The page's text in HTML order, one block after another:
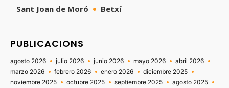
Sant Joan de Moró
Betxí
PUBLICACIONS
agosto 2026 julio 2026 junio 2026 mayo 2026
abril 2026
marzo 2026
febrero 2026 enero 2026
diciembre 2025
noviembre 2025
octubre 2025 septiembre 2025
agosto 2025